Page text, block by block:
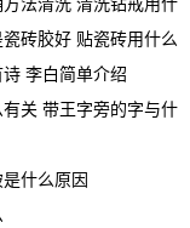
法清洗 清洗钻戒用什
砖胶好 贴瓷砖用什么
李白简单介绍
关 带王字旁的字与什
什么原因